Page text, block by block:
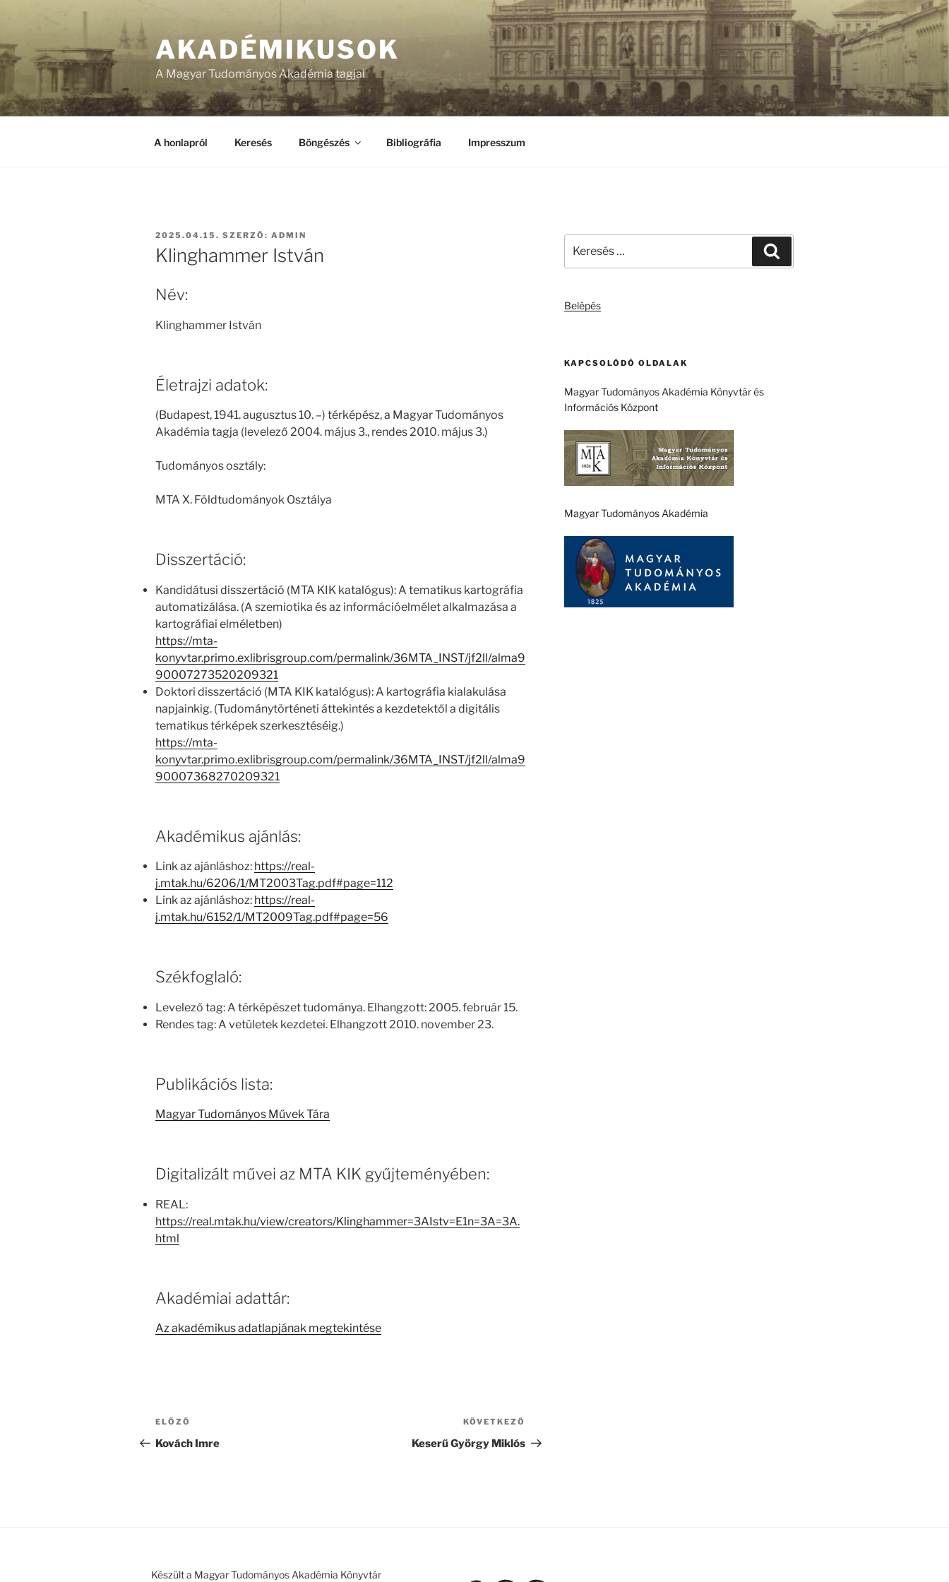
AKADÉMIKUSOK
A Magyar Tudományos Akadémia tagjai
A honlapról Keresés Böngészés Bibliográfia Impresszum
BEKÜLDVE:
2025.04.15. SZERZŐ: ADMIN
Klinghammer István
Név:
Klinghammer István
Életrajzi adatok:
(Budapest, 1941. augusztus 10. –) térképész, a Magyar Tudományos
Akadémia tagja (levelező 2004. május 3., rendes 2010. május 3.)
Tudományos osztály:
MTA X. Földtudományok Osztálya
Disszertáció:
Kandidátusi disszertáció (MTA KIK katalógus): A tematikus kartográfia
automatizálása. (A szemiotika és az információelmélet alkalmazása a
kartográfiai elméletben)
https://mta-
konyvtar.primo.exlibrisgroup.com/permalink/36MTA_INST/jf2ll/alma9
90007273520209321
Doktori disszertáció (MTA KIK katalógus): A kartográfia kialakulása
napjainkig. (Tudománytörténeti áttekintés a kezdetektől a digitális
tematikus térképek szerkesztéséig.)
https://mta-
konyvtar.primo.exlibrisgroup.com/permalink/36MTA_INST/jf2ll/alma9
90007368270209321
Akadémikus ajánlás:
Link az ajánláshoz: https://real-
j.mtak.hu/6206/1/MT2003Tag.pdf#page=112
Link az ajánláshoz: https://real-
j.mtak.hu/6152/1/MT2009Tag.pdf#page=56
Székfoglaló:
Levelező tag: A térképészet tudománya. Elhangzott: 2005. február 15.
Rendes tag: A vetületek kezdetei. Elhangzott 2010. november 23.
Publikációs lista:
Magyar Tudományos Művek Tára
Digitalizált művei az MTA KIK gyűjteményében:
REAL:
https://real.mtak.hu/view/creators/Klinghammer=3AIstv=E1n=3A=3A.
html
Akadémiai adattár:
Az akadémikus adatlapjának megtekintése
Bejegyzés
navigáció
Korábbi
bejegyzés
ELŐZŐ
Kovách Imre
bejegyzés
KÖVETKEZŐ
Keserű György Miklós
következő
Belépés
KAPCSOLÓDÓ OLDALAK
Magyar Tudományos Akadémia Könyvtár és
Információs Központ
Magyar Tudományos Akadémia
Készült a Magyar Tudományos Akadémia Könyvtár